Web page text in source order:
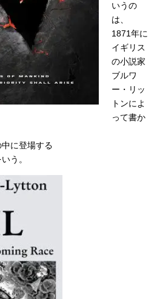
いうの
は、
1871年に
イギリス
の小説家
ブルワ
ー・リッ
トンによ
って書か
に登場する
う。